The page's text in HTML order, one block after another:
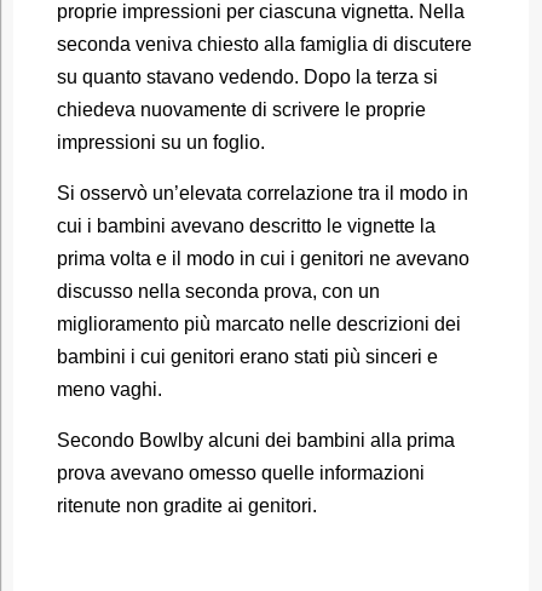
proprie impressioni per ciascuna vignetta. Nella
seconda veniva chiesto alla famiglia di discutere
su quanto stavano vedendo. Dopo la terza si
chiedeva nuovamente di scrivere le proprie
impressioni su un foglio.
Si osservò un’elevata correlazione tra il modo in
cui i bambini avevano descritto le vignette la
prima volta e il modo in cui i genitori ne avevano
discusso nella seconda prova, con un
miglioramento più marcato nelle descrizioni dei
bambini i cui genitori erano stati più sinceri e
meno vaghi.
Secondo Bowlby alcuni dei bambini alla prima
prova avevano omesso quelle informazioni
ritenute non gradite ai genitori.